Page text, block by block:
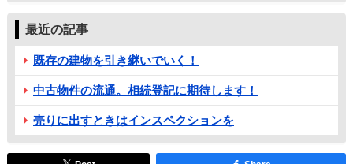
最近の記事
既存の建物を引き継いでいく！
中古物件の流通。相続登記に期待します！
売りに出すときはインスペクションを